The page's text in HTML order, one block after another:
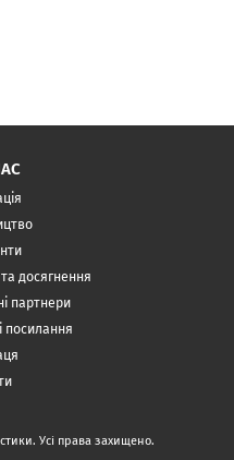
та досягнення
партнери
посилання
Усі права захищено.